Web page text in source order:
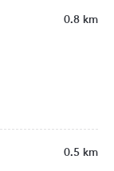
0.8 km
0.5 km